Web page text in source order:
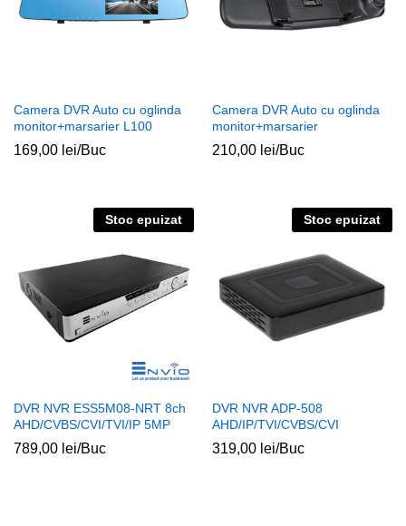
Camera DVR Auto cu oglinda
monitor+marsarier L100
169,00 lei/Buc
Camera DVR Auto cu oglinda
monitor+marsarier
210,00 lei/Buc
Stoc epuizat
DVR NVR ESS5M08-NRT 8ch
AHD/CVBS/CVI/TVI/IP 5MP
789,00 lei/Buc
Stoc epuizat
DVR NVR ADP-508
AHD/IP/TVI/CVBS/CVI
319,00 lei/Buc